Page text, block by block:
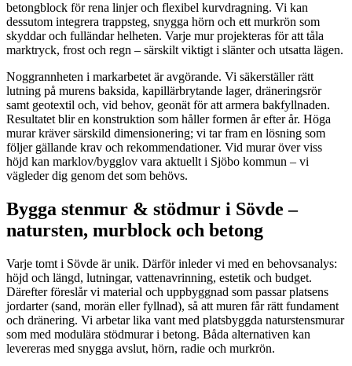
betongblock för rena linjer och flexibel kurvdragning. Vi kan
dessutom integrera trappsteg, snygga hörn och ett murkrön som
skyddar och fulländar helheten. Varje mur projekteras för att tåla
marktryck, frost och regn – särskilt viktigt i slänter och utsatta lägen.
Noggrannheten i markarbetet är avgörande. Vi säkerställer rätt
lutning på murens baksida, kapillärbrytande lager, dräneringsrör
samt geotextil och, vid behov, geonät för att armera bakfyllnaden.
Resultatet blir en konstruktion som håller formen år efter år. Höga
murar kräver särskild dimensionering; vi tar fram en lösning som
följer gällande krav och rekommendationer. Vid murar över viss
höjd kan marklov/bygglov vara aktuellt i Sjöbo kommun – vi
vägleder dig genom det som behövs.
Bygga stenmur & stödmur i Sövde –
natursten, murblock och betong
Varje tomt i Sövde är unik. Därför inleder vi med en behovsanalys:
höjd och längd, lutningar, vattenavrinning, estetik och budget.
Därefter föreslår vi material och uppbyggnad som passar platsens
jordarter (sand, morän eller fyllnad), så att muren får rätt fundament
och dränering. Vi arbetar lika vant med platsbyggda naturstensmurar
som med modulära stödmurar i betong. Båda alternativen kan
levereras med snygga avslut, hörn, radie och murkrön.